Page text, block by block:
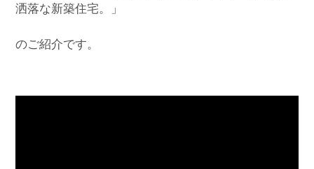
洒落な新築住宅。」
のご紹介です。